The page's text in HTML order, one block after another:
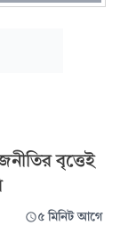
বৃত্তেই
৫ মিনিট আগে